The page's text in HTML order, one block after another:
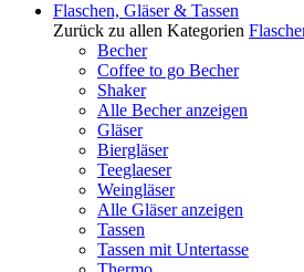
Flaschen, Gläser & Tassen
Zurück zu allen Kategorien
Becher
Coffee to go Becher
Shaker
Alle Becher anzeigen
Gläser
Biergläser
Teeglaeser
Weingläser
Alle Gläser anzeigen
Tassen
Tassen mit Untertasse